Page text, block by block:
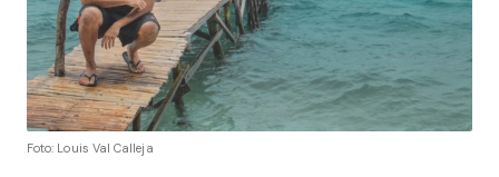
Foto: Louis Val Calleja